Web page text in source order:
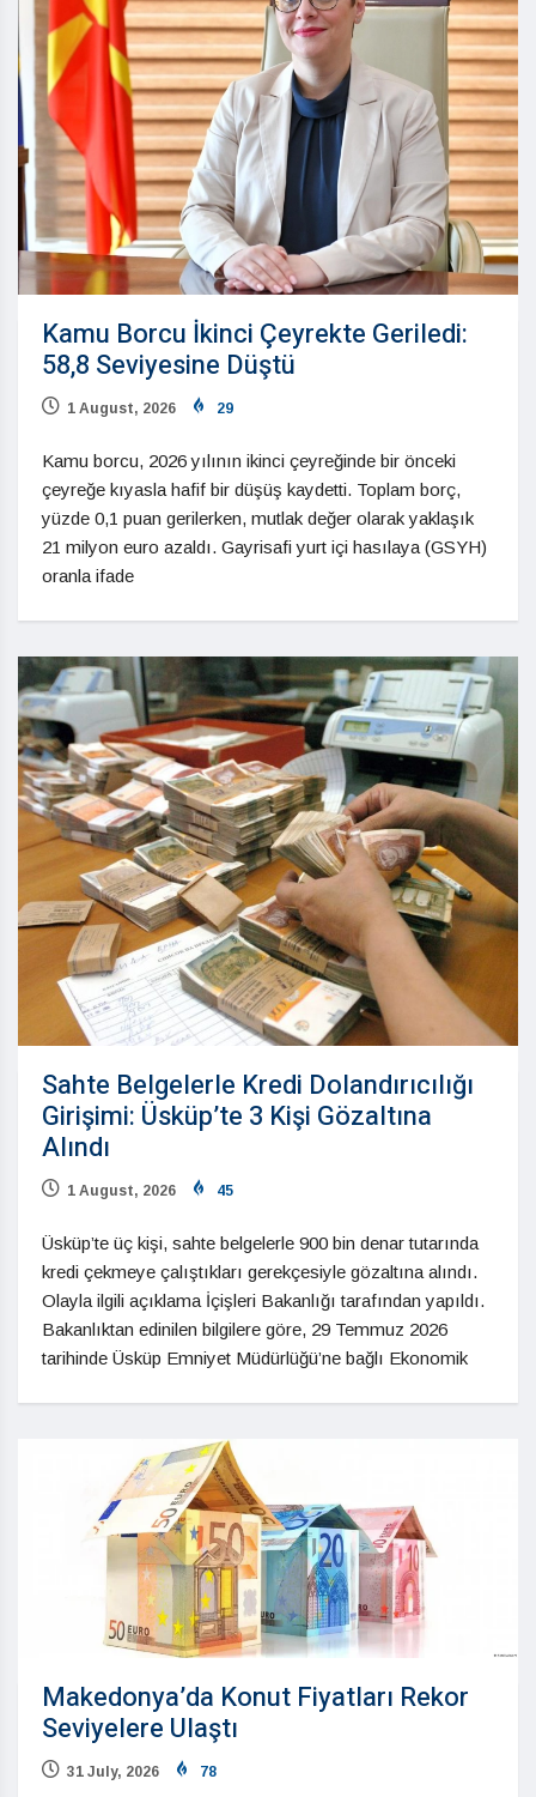
Kamu Borcu İkinci Çeyrekte Geriledi:
58,8 Seviyesine Düştü
1 August, 2026 29
Kamu borcu, 2026 yılının ikinci çeyreğinde bir önceki
çeyreğe kıyasla hafif bir düşüş kaydetti. Toplam borç,
yüzde 0,1 puan gerilerken, mutlak değer olarak yaklaşık
21 milyon euro azaldı. Gayrisafi yurt içi hasılaya (GSYH)
oranla ifade
Sahte Belgelerle Kredi Dolandırıcılığı
Girişimi: Üsküp’te 3 Kişi Gözaltına
Alındı
1 August, 2026 45
Üsküp’te üç kişi, sahte belgelerle 900 bin denar tutarında
kredi çekmeye çalıştıkları gerekçesiyle gözaltına alındı.
Olayla ilgili açıklama İçişleri Bakanlığı tarafından yapıldı.
Bakanlıktan edinilen bilgilere göre, 29 Temmuz 2026
tarihinde Üsküp Emniyet Müdürlüğü’ne bağlı Ekonomik
Makedonya’da Konut Fiyatları Rekor
Seviyelere Ulaştı
31 July, 2026 78